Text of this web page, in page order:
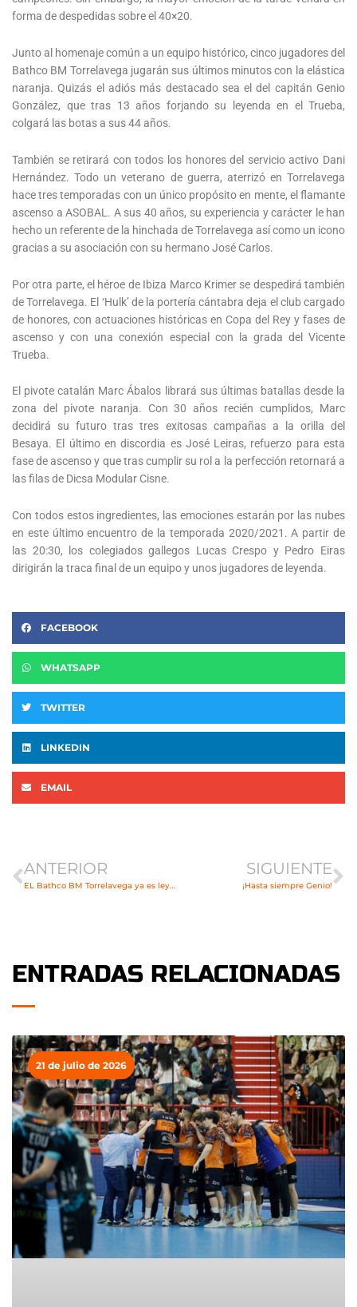
forma de despedidas sobre el 40×20.
Junto al homenaje común a un equipo histórico, cinco jugadores del
Bathco BM Torrelavega jugarán sus últimos minutos con la elástica
naranja. Quizás el adiós más destacado sea el del capitán Genio
González, que tras 13 años forjando su leyenda en el Trueba,
colgará las botas a sus 44 años.
También se retirará con todos los honores del servicio activo Dani
Hernández. Todo un veterano de guerra, aterrizó en Torrelavega
hace tres temporadas con un único propósito en mente, el flamante
ascenso a ASOBAL. A sus 40 años, su experiencia y carácter le han
hecho un referente de la hinchada de Torrelavega así como un icono
gracias a su asociación con su hermano José Carlos.
Por otra parte, el héroe de Ibiza Marco Krimer se despedirá también
de Torrelavega. El ‘Hulk’ de la portería cántabra deja el club cargado
de honores, con actuaciones históricas en Copa del Rey y fases de
ascenso y con una conexión especial con la grada del Vicente
Trueba.
El pivote catalán Marc Ábalos librará sus últimas batallas desde la
zona del pivote naranja. Con 30 años recién cumplidos, Marc
decidirá su futuro tras tres exitosas campañas a la orilla del
Besaya. El último en discordia es José Leiras, refuerzo para esta
fase de ascenso y que tras cumplir su rol a la perfección retornará a
las filas de Dicsa Modular Cisne.
Con todos estos ingredientes, las emociones estarán por las nubes
en este último encuentro de la temporada 2020/2021. A partir de
las 20:30, los colegiados gallegos Lucas Crespo y Pedro Eiras
dirigirán la traca final de un equipo y unos jugadores de leyenda.
FACEBOOK
WHATSAPP
TWITTER
LINKEDIN
EMAIL
ANTERIOR
EL Bathco BM Torrelavega ya es leyenda
SIGUIENTE
¡Hasta siempre Genio!
ENTRADAS RELACIONADAS
21 de julio de 2026